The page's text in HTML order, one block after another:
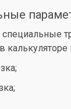
калькуляторе